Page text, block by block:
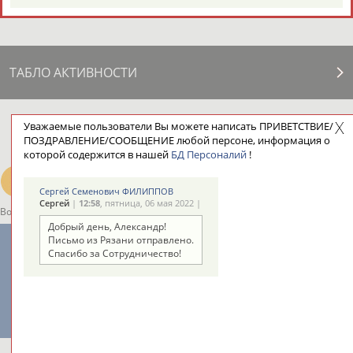
ТАБЛО АКТИВНОСТИ
ЦЕЛИ ПРОЕКТА КОНТАКТЫ НАШИ КНОПКИ РЕКЛАМА
Вопросы сотрудничества и совместной деятельности
Адресов в новостной рассылке: 996
Подпишись
Уважаемые пользователи Вы можете написать ПРИВЕТСТВИЕ/
ПОЗДРАВЛЕНИЕ/СООБЩЕНИЕ любой персоне, информация о
которой содержится в нашей БД Персоналий!
Сергей Семенович ФИЛИППОВ
Сергей| 12:58, пятница, 06 мая 2022 |
Добрый день, Александр!
Письмо из Рязани отправлено.
Спасибо за Сотрудничество!